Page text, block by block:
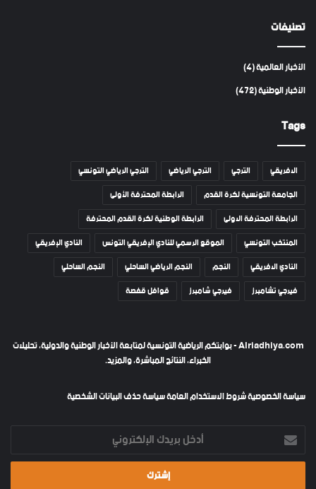
تصنيفات
الأخبار العالمية(4)
الأخبار الوطنية(472)
Tags
الافريقي الترجي الترجي الرياضي
الترجي الرياضي التونسي
الجامعة التونسية لكرة القدم
الرابطة المحترفة الأولى
الرابطة المحترفة الاولى
الرابطة الوطنية لكرة القدم المحترفة
المنتخب التونسي
الموقع الرسمي للنادي الإفريقي التونس
النادي الإفريقي
النادي الافريقي
النجم النجم الرياضي الساحلي
النجم الساحلي
فيرجي تشامبرز
فيرجي شامبرز قوافل قفصة
Alriadhiya.com - بوابتكم الرياضية التونسية لمتابعة الأخبار الوطنية والدولية، تحليلات
الخبراء، النتائج المباشرة، والمزيد.
سياسة الخصوصيةشروط الاستخدام العامةسياسة حذف البيانات الشخصية
أدخل
بريدك
الإلكتروني